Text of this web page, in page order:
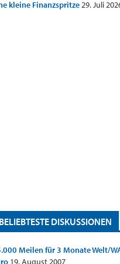
kleine Finanzspritze29. Juli
BELIEBTESTE DISKUSSIONEN
Meilen für 3 Monate Welt/
19. August 2007